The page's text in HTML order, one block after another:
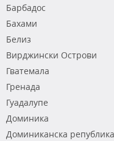
Барбадос
Бахами
Белиз
Вирджински Острови
Гватемала
Гренада
Гуадалупе
Доминика
Доминиканска република